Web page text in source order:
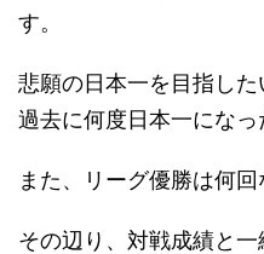
す。
悲願の日本一を目指し
過去に何度日本一にな
また、リーグ優勝は何回
その辺り、対戦成績と一